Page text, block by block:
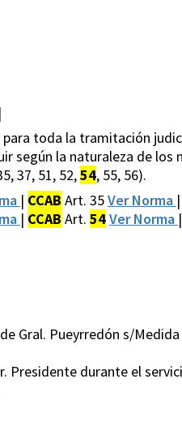
toda la tramitación
según la naturaleza de los
37, 51, 52,54, 55, 56).
| CCAB Art. 35Ver Norma |
| CCAB Art. 54Ver Norma |
Gral. Pueyrredón s/
Presidente durante el